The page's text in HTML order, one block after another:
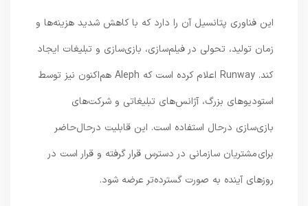
این فناوری پتانسیل آن را دارد که با کاهش شدید هزینه‌ها و
زمان تولید، تحولی در فیلم‌سازی، بازی‌سازی و تبلیغات ایجاد
کند. Runway اعلام کرده است که Aleph هم‌اکنون نیز توسط
استودیوهای بزرگ، آژانس‌های تبلیغاتی و شرکت‌های
بازی‌سازی درحال استفاده است. این قابلیت درحال‌حاضر
برای مشتریان سازمانی در دسترس قرار گرفته و قرار است در
روزهای آینده به صورت گسترده‌تر عرضه شود.